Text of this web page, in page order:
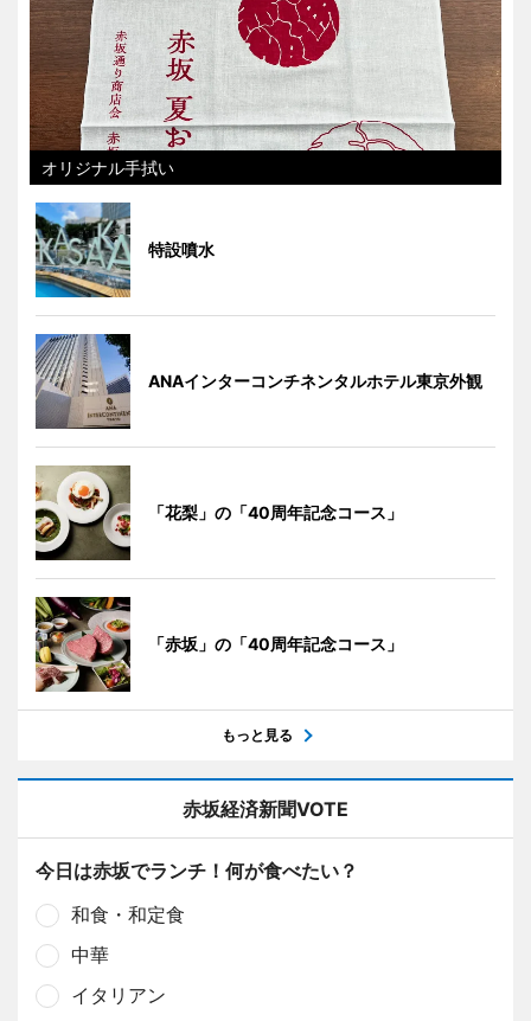
オリジナル手拭い
特設噴水
ANAインターコンチネンタルホテル東京外観
「花梨」の「40周年記念コース」
「赤坂」の「40周年記念コース」
もっと見る
赤坂経済新聞VOTE
今日は赤坂でランチ！何が食べたい？
和食・和定食
中華
イタリアン